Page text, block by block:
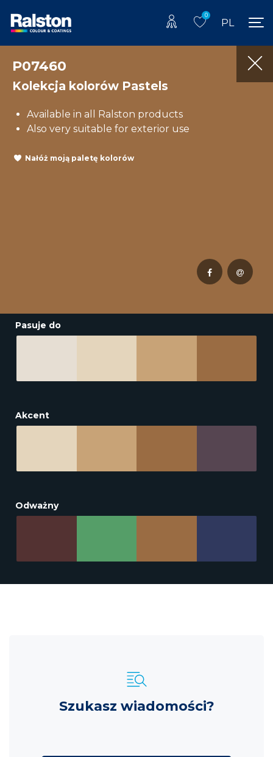
0
PL
P07460
Kolekcja kolorów Pastels
Available in all Ralston products
Also very suitable for exterior use
Nałóż moją paletę kolorów
Pasuje do
Akcent
Odważny
Szukasz wiadomości?